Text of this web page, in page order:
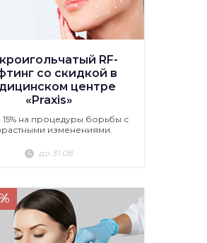
RF-
со скидкой в
центре
«Praxis»
15% на процедуры борьбы с
изменениями.
до 31.08